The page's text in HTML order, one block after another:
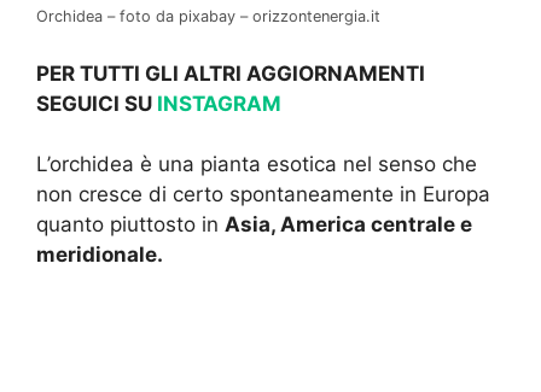
Orchidea – foto da pixabay – orizzontenergia.it
PER TUTTI GLI ALTRI AGGIORNAMENTI
SEGUICI SU INSTAGRAM
L’orchidea è una pianta esotica nel senso che
non cresce di certo spontaneamente in Europa
quanto piuttosto in Asia, America centrale e
meridionale.